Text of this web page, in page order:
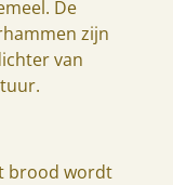
De
zijn
van
brood wordt